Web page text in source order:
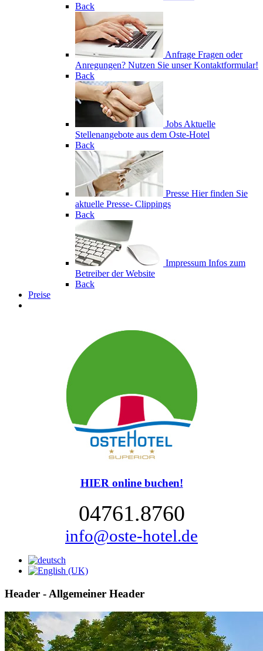
Back
Anfrage Fragen oder
Anregungen? Nutzen Sie unser Kontaktformular!
Back
Jobs Aktuelle
Stellenangebote aus dem Oste-Hotel
Back
Presse Hier finden Sie
aktuelle Presse- Clippings
Back
Impressum Infos zum
Betreiber der Website
Back
Preise
HIER online buchen!
04761.8760
info@oste-hotel.de
Header - Allgemeiner Header